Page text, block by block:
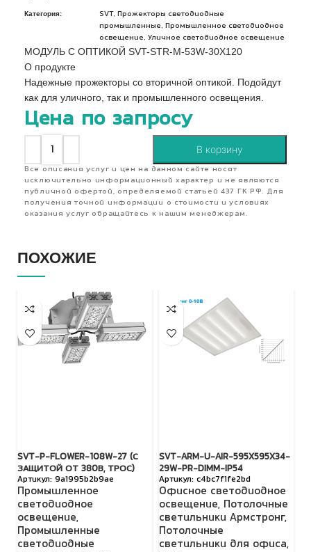
Категория: SVT,
Прожекторы светодиодные
промышленные
Промышленное светодиодное
освещение
Уличное светодиодное освещение
МОДУЛЬ С ОПТИКОЙ SVT-STR-M-53W-30X120
О продукте
Надежные прожекторы со вторичной оптикой. Подойдут
как для уличного, так и промышленного освещения.
Цена по запросу
В корзину
Все описания услуг и цен на данном сайте носят
исключительно информационный характер и не являются
публичной офертой, определяемой статьей 437 ГК РФ. Для
получения точной информации о стоимости и условиях
оказания услуг обращайтесь к нашим менеджерам.
ПОХОЖИЕ
SVT-P-FLOWER-108W-27 (С
ЗАЩИТОЙ ОТ 380В, ТРОС)
9a1995b2b9ae
Промышленное
светодиодное
освещение,
Промышленные
светодиодные
SVT-ARM-U-AIR-595X595X34-
29W-PR-DIMM-IP54
c4bc7f1fe2bd
Офисное светодиодное
освещение, Потолочные
светильники Армстронг,
Потолочные
светильники для офиса,